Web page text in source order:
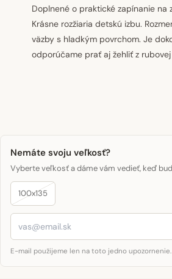
Doplnené o praktické zapínanie
Krásne rozžiaria detskú izbu.
väzby s hladkým povrchom. Je
odporúčame prať aj žehliť z
Nemáte svoju veľkosť?
Vyberte veľkosť a dáme vám vedieť, keď
100x135
E-mail použijeme len na toto jedno